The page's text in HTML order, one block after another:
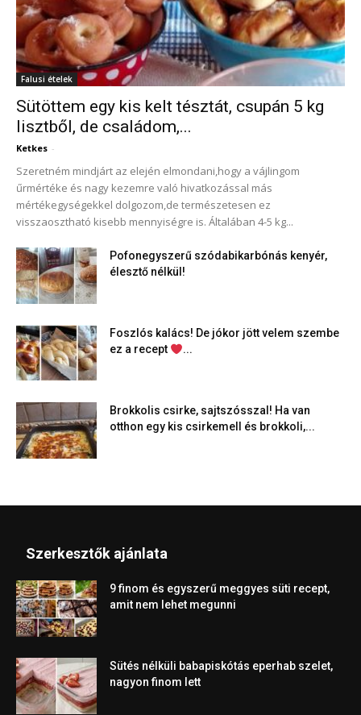
Falusi ételek
Sütöttem egy kis kelt tésztát, csupán 5 kg
lisztből, de családom,...
Ketkes -
Szeretném mindjárt az elején elmondani,hogy a vájlingom
űrmértéke és nagy kezemre való hivatkozással más
mértékegységekkel dolgozom,de természetesen ez
visszaosztható kisebb mennyiségre is. Általában 4-5 kg...
Pofonegyszerű szódabikarbónás kenyér,
élesztő nélkül!
Foszlós kalács! De jókor jött velem szembe
ez a recept
...
Brokkolis csirke, sajtszósszal! Ha van
otthon egy kis csirkemell és brokkoli,...
Szerkesztők ajánlata
9 finom és egyszerű meggyes süti recept,
amit nem lehet megunni
Sütés nélküli babapiskótás eperhab szelet,
nagyon finom lett